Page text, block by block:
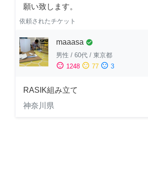
願い致します。
依頼されたチケット
maaasa check_circle
男性 / 60代 / 東京都
sentiment_satisfied 1248 sentiment_neutral 77 sentiment_dissatisfied 3
RASIK組み立て
神奈川県